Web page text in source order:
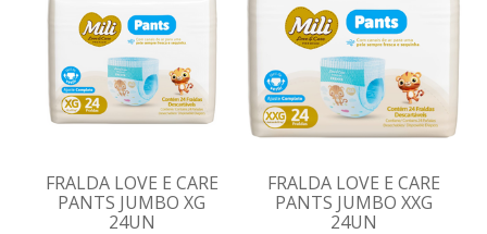
FRALDA LOVE E CARE
PANTS JUMBO XG
24UN
FRALDA LOVE E CARE
PANTS JUMBO XXG
24UN